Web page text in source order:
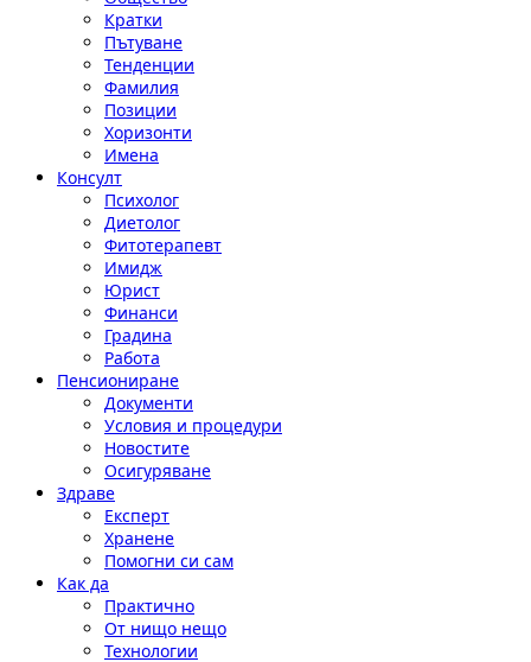
Кратки
Пътуване
Тенденции
Фамилия
Позиции
Хоризонти
Имена
Консулт
Психолог
Диетолог
Фитотерапевт
Имидж
Юрист
Финанси
Градина
Работа
Пенсиониране
Документи
Условия и процедури
Новостите
Осигуряване
Здраве
Експерт
Хранене
Помогни си сам
Как да
Практично
От нищо нещо
Технологии